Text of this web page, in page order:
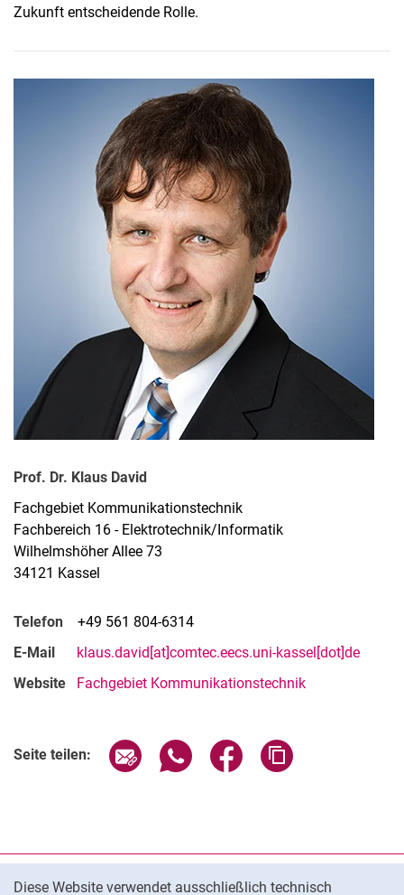
Diese Website verwendet ausschließlich technisch
Zukunft entscheidende Rolle.
Prof. Dr. Klaus David
Fachgebiet Kommunikationstechnik
Fachbereich 16 - Elektrotechnik/Informatik
Wilhelmshöher Allee 73
34121 Kassel
Telefon
+49 561 804-6314
E-Mail
klaus.david[at]comtec.eecs.uni-kassel[dot]de
Website
Fachgebiet Kommunikationstechnik
Seite teilen: Seite über E-Mail teilen
Seite über WhatsApp teilen
Seite über Facebook
Datenschutz